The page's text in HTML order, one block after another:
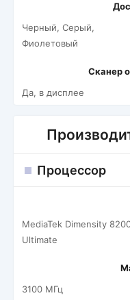
Черный, Серый,
Фиолетовый
Сканер
Да, в дисплее
Процессор
MediaTek Dimensity
Ultimate
3100 МГц